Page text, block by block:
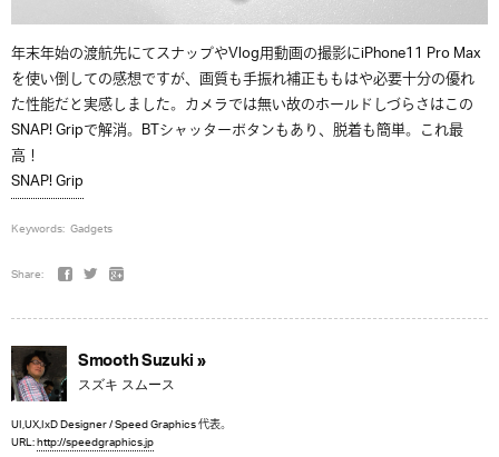
年末年始の渡航先にてスナップやVlog用動画の撮影にiPhone11 Pro Max
を使い倒しての感想ですが、画質も手振れ補正ももはや必要十分の優れ
た性能だと実感しました。カメラでは無い故のホールドしづらさはこの
SNAP! Gripで解消。BTシャッターボタンもあり、脱着も簡単。これ最
高！
SNAP! Grip
Keywords: Gadgets
Share:
Smooth Suzuki »
スズキ スムース
UI,UX,IxD Designer / Speed Graphics 代表。
URL:http://speedgraphics.jp